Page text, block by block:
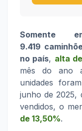
Somente
9.419
no país, alta
mês do ano
unidades
junho de 2025,
vendidos, o
de 13,50%.